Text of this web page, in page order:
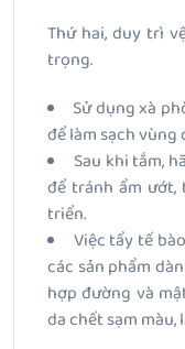
Thứ hai, duy trì
trọng.
Sử dụng xà
để làm sạch vùng
Sau khi tắm,
để tránh ẩm
triển.
Việc tẩy tế
các sản phẩm
hợp đường và
da chết sạm màu,